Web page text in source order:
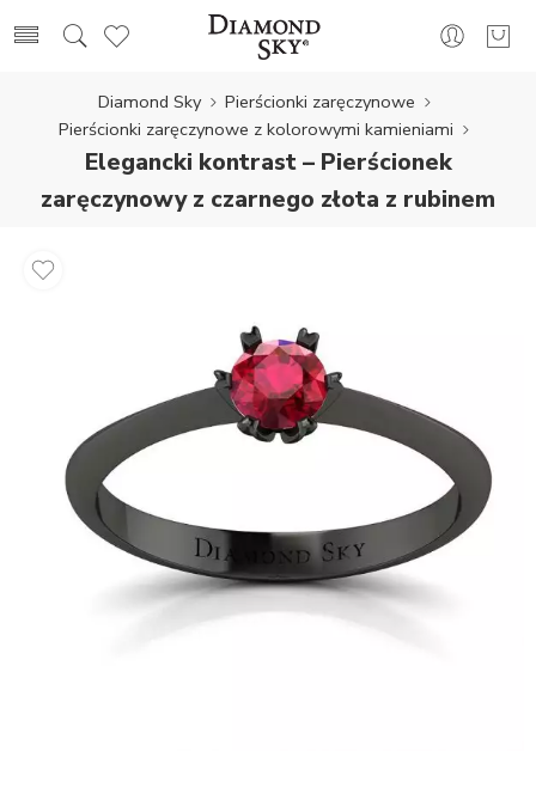
Diamond Sky
Pierścionki zaręczynowe
Pierścionki zaręczynowe z kolorowymi kamieniami
Elegancki kontrast – Pierścionek
zaręczynowy z czarnego złota z rubinem